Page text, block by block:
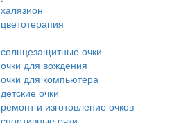
халязион
цветотерапия
солнцезащитные очки
очки для вождения
очки для компьютера
детские очки
ремонт и изготовление очков